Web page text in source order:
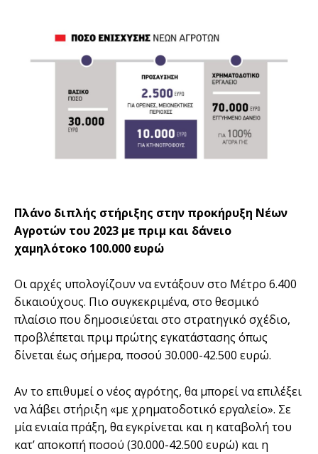
Πλάνο διπλής στήριξης στην προκήρυξη Νέων
Αγροτών του 2023 με πριμ και δάνειο
χαμηλότοκο 100.000 ευρώ
Οι αρχές υπολογίζουν να εντάξουν στο Μέτρο 6.400
δικαιούχους. Πιο συγκεκριµένα, στο θεσµικό
πλαίσιο που δηµοσιεύεται στο στρατηγικό σχέδιο,
προβλέπεται πριµ πρώτης εγκατάστασης όπως
δίνεται έως σήµερα, ποσού 30.000-42.500 ευρώ.
Αν το επιθυµεί ο νέος αγρότης, θα µπορεί να επιλέξει
να λάβει στήριξη «µε χρηµατοδοτικό εργαλείο». Σε
µία ενιαία πράξη, θα εγκρίνεται και η καταβολή του
κατ’ αποκοπή ποσού (30.000-42.500 ευρώ) και η